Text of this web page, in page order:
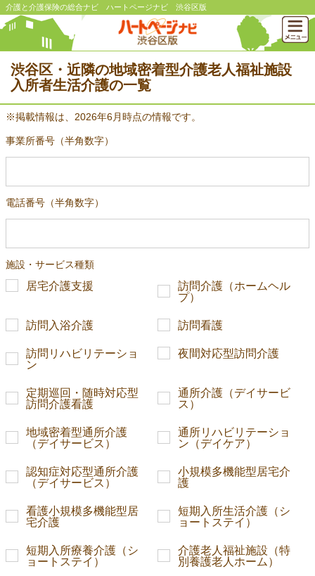
介護と介護保険の総合ナビ ハートページナビ 渋谷区版
渋谷区・近隣の地域密着型介護老人福祉施設
入所者生活介護の一覧
※掲載情報は、2026年6月時点の情報です。
事業所番号（半角数字）
電話番号（半角数字）
施設・サービス種類
居宅介護支援
訪問介護（ホームヘル
プ）
訪問入浴介護 訪問看護
訪問リハビリテーショ
ン
夜間対応型訪問介護
定期巡回・随時対応型
訪問介護看護
通所介護（デイサービ
ス）
地域密着型通所介護
（デイサービス）
通所リハビリテーショ
ン（デイケア）
認知症対応型通所介護
（デイサービス）
小規模多機能型居宅介
護
看護小規模多機能型居
宅介護
短期入所生活介護（シ
ョートステイ）
短期入所療養介護（シ
ョートステイ）
介護老人福祉施設（特
別養護老人ホーム）